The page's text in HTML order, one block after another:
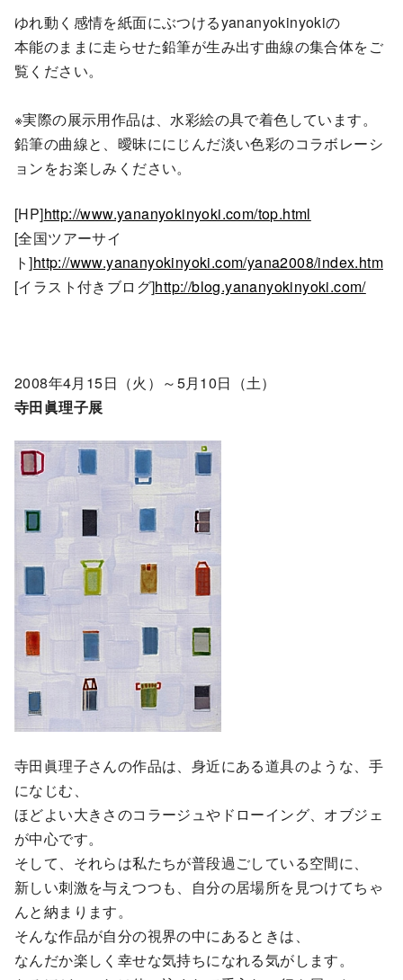
ゆれ動く感情を紙面にぶつけるyananyokinyokiの
本能のままに走らせた鉛筆が生み出す曲線の集合体をご
覧ください。
※実際の展示用作品は、水彩絵の具で着色しています。
鉛筆の曲線と、曖昧ににじんだ淡い色彩のコラボレーシ
ョンをお楽しみください。
[HP]http://www.yananyokinyoki.com/top.html
[全国ツアーサイ
ト]http://www.yananyokinyoki.com/yana2008/index.htm
[イラスト付きブログ]http://blog.yananyokinyoki.com/
2008年4月15日（火）～5月10日（土）
寺田眞理子展
寺田眞理子さんの作品は、身近にある道具のような、手
になじむ、
ほどよい大きさのコラージュやドローイング、オブジェ
が中心です。
そして、それらは私たちが普段過ごしている空間に、
新しい刺激を与えつつも、自分の居場所を見つけてちゃ
んと納まります。
そんな作品が自分の視界の中にあるときは、
なんだか楽しく幸せな気持ちになれる気がします。